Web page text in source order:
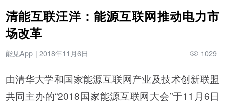
清能互联汪洋：能源互联网推动电力市
场改革
能见App | 2018年11月6日 1029
由清华大学和国家能源互联网产业及技术创新联盟
共同主办的“2018国家能源互联网大会”于11月6日